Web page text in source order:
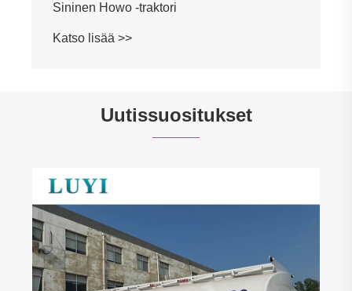
Sininen Howo -traktori
Katso lisää >>
Uutissuositukset